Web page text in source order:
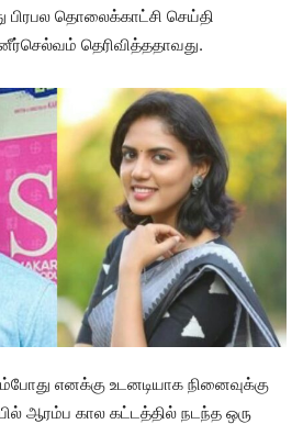
பிரபல தொலைக்காட்சி செய்தி
தெரிவித்ததாவது.
எனக்கு உடனடியாக நினைவுக்கு
ஆரம்ப கால கட்டத்தில் நடந்த ஒரு